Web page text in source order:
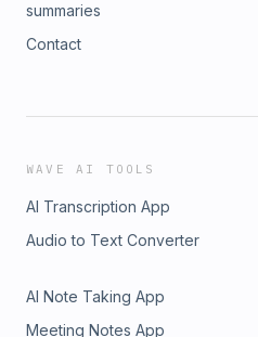
summaries
Contact
WAVE AI TOOLS
AI Transcription App
Audio to Text Converter
AI Note Taking App
Meeting Notes App